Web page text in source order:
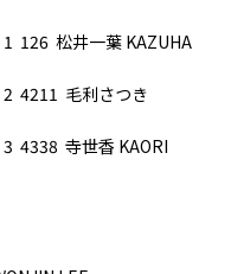
1 126 松井一葉 KAZUHA
2 4211 毛利さつき
3 4338 寺世香 KAORI